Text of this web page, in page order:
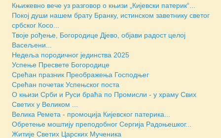
Књижевно вече уз разговор о књизи „Кијевски патерик“...
Покој души нашем брату Бранку, истинском заветнику светог
србског Косо...
Твоје рођење, Богородице Дјево, објави радост целој
Васељени...
Недеља породичног јединства 2025
Успење Пресвете Богородице
Срећан празник Преображења Господњег
Срећан почетак Успењског поста
О књизи Срби и Руси браћа по Промисли - у храму Свих
Светих у Великом ...
Велика Ремета - промоција Кијевског патерика...
Обретење моштију преподобног Сергија Радоњешког...
Житије Светих Царских Мученика